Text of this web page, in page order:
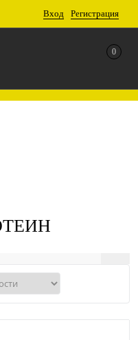
Вход Регистрация
0